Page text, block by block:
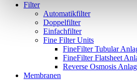
Filter
Automatikfilter
Doppelfilter
Einfachfilter
Fine Filter Units
FineFilter Tubular
FineFilter Flatsheet
Reverse Osmosis
Membranen